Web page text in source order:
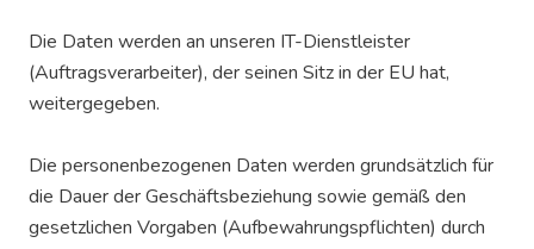
Die Daten werden an unseren IT-Dienstleister
(Auftragsverarbeiter), der seinen Sitz in der EU hat,
weitergegeben.
Die personenbezogenen Daten werden grundsätzlich für
die Dauer der Geschäftsbeziehung sowie gemäß den
gesetzlichen Vorgaben (Aufbewahrungspflichten) durch